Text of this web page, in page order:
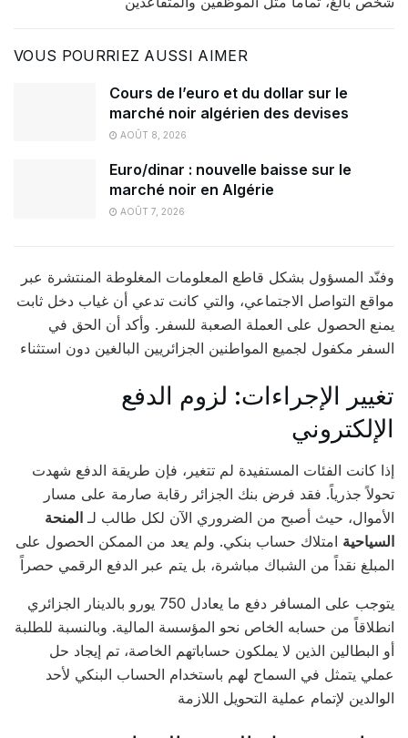
VOUS POURRIEZ AUSSI AIMER
Cours de l’euro et du dollar sur le
marché noir algérien des devises
AOÛT 8, 2026
Euro/dinar : nouvelle baisse sur le
marché noir en Algérie
AOÛT 7, 2026
وفنّد المسؤول بشكل قاطع المعلومات المغلوطة المنتشرة عبر
مواقع التواصل الاجتماعي، والتي كانت تدعي أن غياب دخل ثابت
يمنع الحصول على العملة الصعبة للسفر. وأكد أن الحق في
السفر مكفول لجميع المواطنين الجزائريين البالغين دون استثناء
تغيير الإجراءات: لزوم الدفع
الإلكتروني
إذا كانت الفئات المستفيدة لم تتغير، فإن طريقة الدفع شهدت
تحولاً جذرياً. فقد فرض بنك الجزائر رقابة صارمة على مسار
الأموال، حيث أصبح من الضروري الآن لكل طالب لـ المنحة
السياحية امتلاك حساب بنكي. ولم يعد من الممكن الحصول على
المبلغ نقداً من الشباك مباشرة، بل يتم عبر الدفع الرقمي حصراً
يتوجب على المسافر دفع ما يعادل 750 يورو بالدينار الجزائري
انطلاقاً من حسابه الخاص نحو المؤسسة المالية. وبالنسبة للطلبة
أو البطالين الذين لا يملكون حساباتهم الخاصة، تم إيجاد حل
عملي يتمثل في السماح لهم باستخدام الحساب البنكي لأحد
الوالدين لإتمام عملية التحويل اللازمة